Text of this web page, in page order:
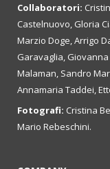
Collaboratori:
Castelnuovo, Gloria
Marzio Doge, Arrigo
Garavaglia,
Malaman, Sandro
Annamaria Taddei,
Fotografi: Cristina
Mario Rebeschini.